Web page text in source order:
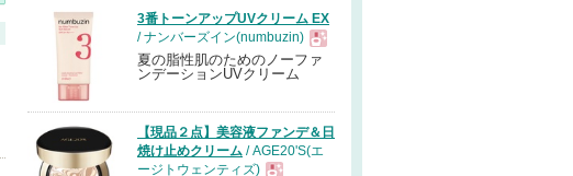
3番トーンアップUVクリーム EX
/ ナンバーズイン(numbuzin)
現
品
夏の脂性肌のためのノーファ
ンデーションUVクリーム
【現品２点】美容液ファンデ＆日
焼け止めクリーム / AGE20'S(エ
ージトウェンティズ)